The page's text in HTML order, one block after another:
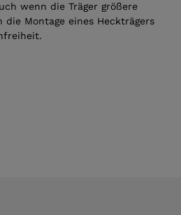
wenn die Träger größere
die Montage eines Heckträgers